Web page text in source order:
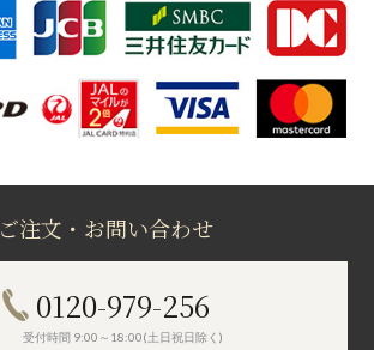
ご注文・お問い合わせ
0120-979-256
受付時間 9:00～18:00(土日祝日除く)